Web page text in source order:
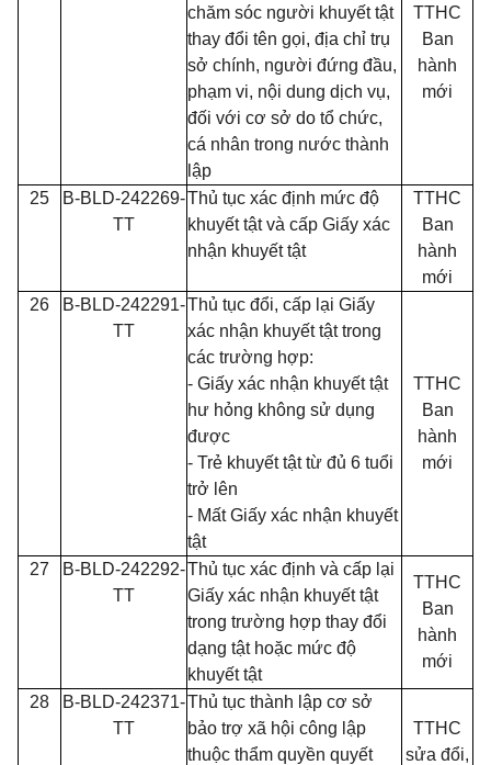
chăm sóc người khuyết tật
thay đổi tên gọi, địa chỉ trụ
sở chính, người đứng đầu,
phạm vi, nội dung dịch vụ,
đối với cơ sở do tổ chức,
cá nhân trong nước thành
lập
TTHC
Ban
hành
mới
25
B-BLD-242269-
TT
Thủ tục xác định mức độ
khuyết tật và cấp Giấy xác
nhận khuyết tật
TTHC
Ban
hành
mới
26
B-BLD-242291-
TT
Thủ tục đổi, cấp lại Giấy
xác nhận khuyết tật trong
các trường hợp:
- Giấy xác nhận khuyết tật
hư hỏng không sử dụng
được
- Trẻ khuyết tật từ đủ 6 tuổi
trở lên
- Mất Giấy xác nhận khuyết
tật
TTHC
Ban
hành
mới
27
B-BLD-242292-
TT
Thủ tục xác định và cấp lại
Giấy xác nhận khuyết tật
trong trường hợp thay đổi
dạng tật hoặc mức độ
khuyết tật
TTHC
Ban
hành
mới
28
B-BLD-242371-
TT
Thủ tục thành lập cơ sở
bảo trợ xã hội công lập
thuộc thẩm quyền quyết
TTHC
sửa đổi,